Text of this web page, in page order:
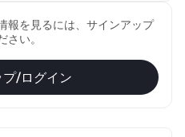
報を見るには、サインアップ
い。
/ログイン